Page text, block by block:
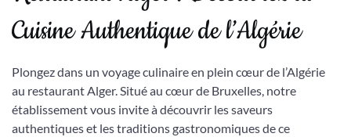
Cuisine Authentique de l’Algérie
Plongez dans un voyage culinaire en plein cœur de l’Algérie
au restaurant Alger. Situé au cœur de Bruxelles, notre
établissement vous invite à découvrir les saveurs
authentiques et les traditions gastronomiques de ce